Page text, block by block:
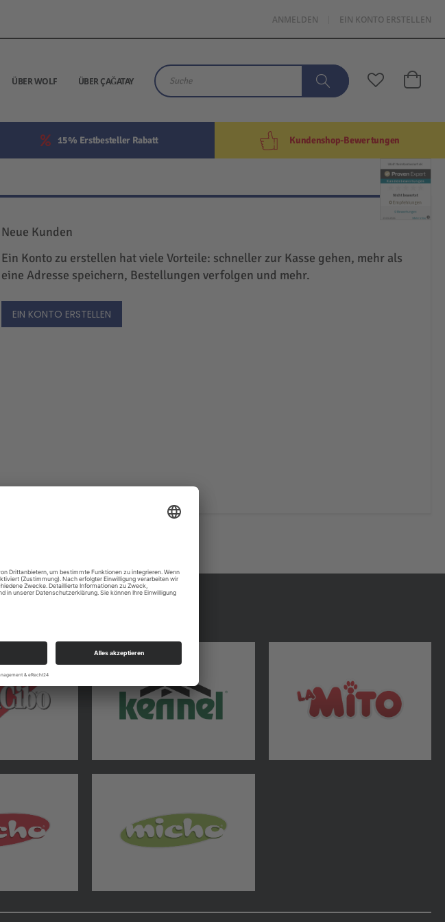
ANMELDEN EIN KONTO ERSTELLEN
ÜBER WOLF ÜBER ÇAĞATAY
Suche Mein
15% Erstbesteller Rabatt Kundenshop-Bewertungen
Neue Kunden
Ein Konto zu erstellen hat viele Vorteile: schneller zur Kasse gehen, mehr als
eine Adresse speichern, Bestellungen verfolgen und mehr.
EIN KONTO ERSTELLEN